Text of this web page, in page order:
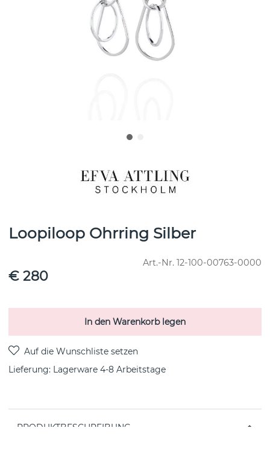
Loopiloop Ohrring Silber
Art.-Nr. 12-100-00763-0000
€ 280
In den Warenkorb legen
Lieferung: Lagerware 4-8 Arbeitstage
PRODUKTBESCHREIBUNG